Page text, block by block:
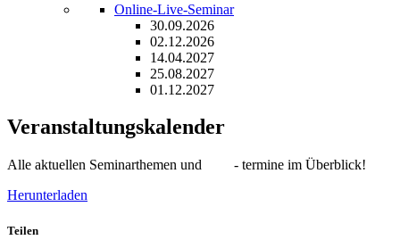
Online-Live-Seminar
30.09.2026
02.12.2026
14.04.2027
25.08.2027
01.12.2027
Veranstaltungskalender
Alle aktuellen Seminarthemen und - termine im Überblick!
Herunterladen
Teilen